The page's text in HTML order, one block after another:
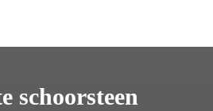
schoorsteen